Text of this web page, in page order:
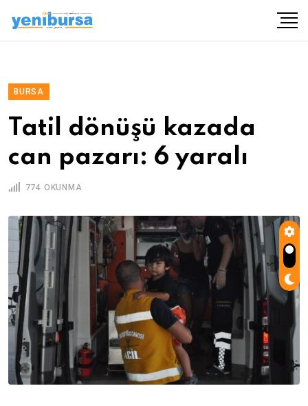
BURSA
Tatil dönüşü kazada
can pazarı: 6 yaralı
774 OKUNMA